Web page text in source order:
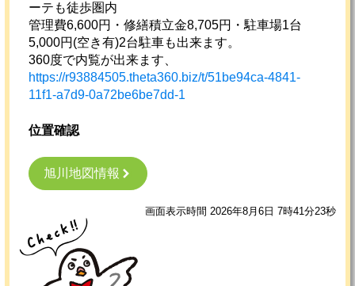
ーテも徒歩圏内
管理費6,600円・修繕積立金8,705円・駐車場1台
5,000円(空き有)2台駐車も出来ます。
360度で内覧が出来ます、
https://r93884505.theta360.biz/t/51be94ca-4841-
11f1-a7d9-0a72be6be7dd-1
位置確認
旭川地図情報
画面表示時間 2026年8月6日 7時41分23秒